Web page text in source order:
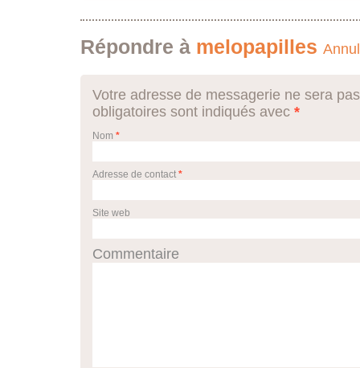
Répondre à melopapilles
Votre adresse de messagerie ne sera
obligatoires sont indiqués avec *
Nom *
Adresse de contact *
Site web
Commentaire